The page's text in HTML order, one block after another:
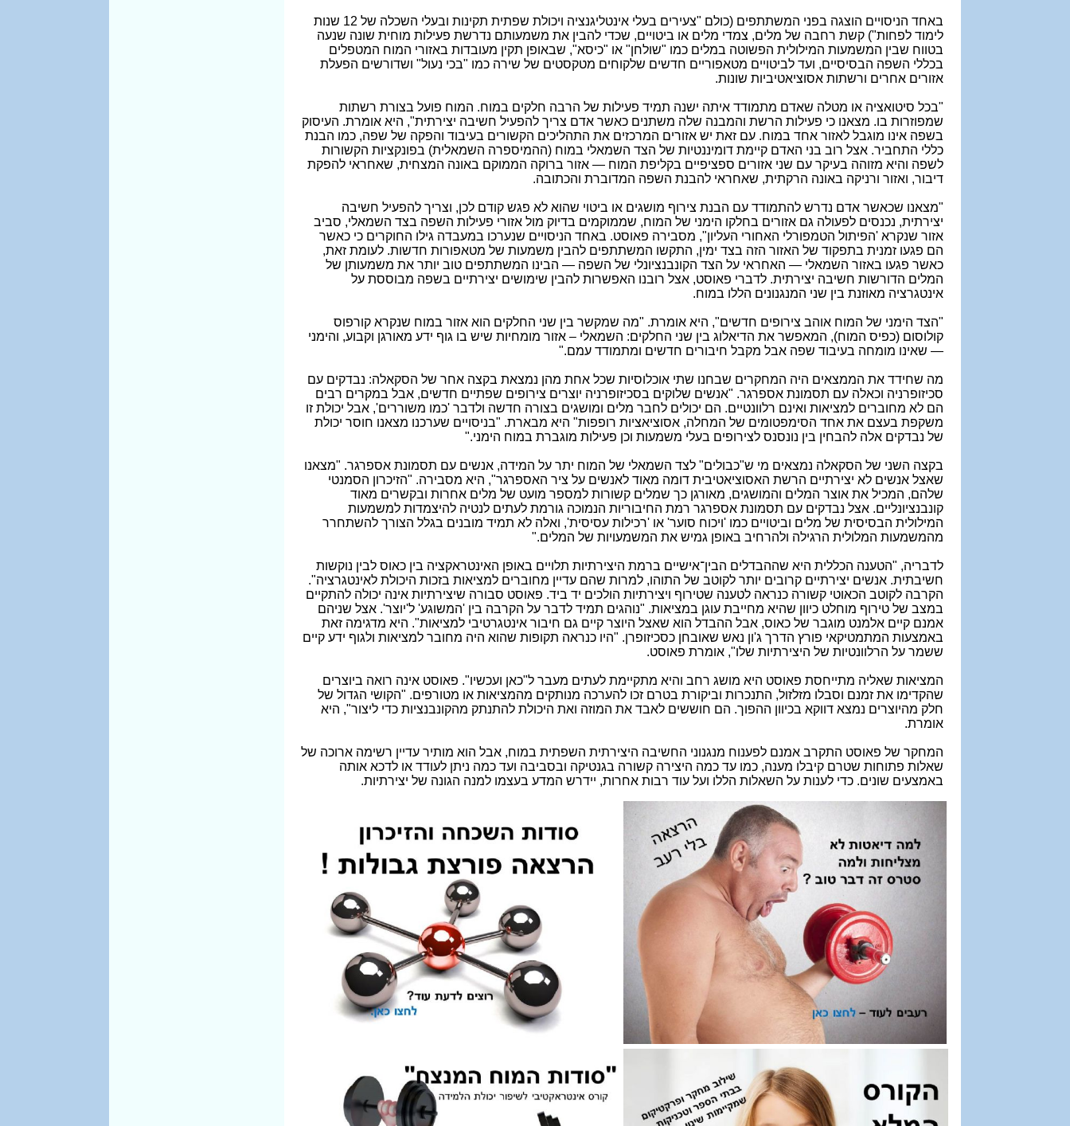
באחד הניסויים הוצגה בפני המשתתפים (כולם "צעירים בעלי אינטליגנציה ויכולת שפתית תקינות ובעלי השכלה של 12 שנות
לימוד לפחות") קשת רחבה של מלים, צמדי מלים או ביטויים, שכדי להבין את משמעותם נדרשת פעילות מוחית שונה שנעה
בטווח שבין המשמעות המילולית הפשוטה במלים כמו "שולחן" או "כיסא", שבאופן תקין מעובדות באזורי המוח המטפלים
בכללי השפה הבסיסיים, ועד לביטויים מטאפוריים חדשים שלקוחים מטקסטים של שירה כמו "בכי נעול" ושדורשים הפעלת
אזורים אחרים ורשתות אסוציאטיביות שונות.
"בכל סיטואציה או מטלה שאדם מתמודד איתה ישנה תמיד פעילות של הרבה חלקים במוח. המוח פועל בצורת רשתות
שמפוזרות בו. מצאנו כי פעילות הרשת והמבנה שלה משתנים כאשר אדם צריך להפעיל חשיבה יצירתית", היא אומרת. העיסוק
בשפה אינו מוגבל לאזור אחד במוח. עם זאת יש אזורים המרכזים את התהליכים הקשורים בעיבוד והפקה של שפה, כמו הבנת
כללי התחביר. אצל רוב בני האדם קיימת דומיננטיות של הצד השמאלי במוח (ההמיספרה השמאלית) בפונקציות הקשורות
לשפה והיא מזוהה בעיקר עם שני אזורים ספציפיים בקליפת המוח — אזור ברוקה הממוקם באונה המצחית, שאחראי להפקת
דיבור, ואזור ורניקה באונה הרקתית, שאחראי להבנת השפה המדוברת והכתובה.
"מצאנו שכאשר אדם נדרש להתמודד עם הבנת צירוף מושגים או ביטוי שהוא לא פגש קודם לכן, וצריך להפעיל חשיבה
יצירתית, נכנסים לפעולה גם אזורים בחלקו הימני של המוח, שממוקמים בדיוק מול אזורי פעילות השפה בצד השמאלי, סביב
אזור שנקרא 'הפיתול הטמפורלי האחורי העליון", מסבירה פאוסט. באחד הניסויים שנערכו במעבדה גילו החוקרים כי כאשר
הם פגעו זמנית בתפקוד של האזור הזה בצד ימין, התקשו המשתתפים להבין משמעות של מטאפורות חדשות. לעומת זאת,
כאשר פגעו באזור השמאלי — האחראי על הצד הקונבנציונלי של השפה — הבינו המשתתפים טוב יותר את משמעותן של
המלים הדורשות חשיבה יצירתית. לדברי פאוסט, אצל רובנו האפשרות להבין שימושים יצירתיים בשפה מבוססת על
אינטגרציה מאוזנת בין שני המנגנונים הללו במוח.
"הצד הימני של המוח אוהב צירופים חדשים", היא אומרת. "מה שמקשר בין שני החלקים הוא אזור במוח שנקרא קורפוס
קולוסום (כפיס המוח), המאפשר את הדיאלוג בין שני החלקים: השמאלי – אזור מומחיות שיש בו גוף ידע מאורגן וקבוע, והימני
— שאינו מומחה בעיבוד שפה אבל מקבל חיבורים חדשים ומתמודד עמם".
מה שחידד את הממצאים היה המחקרים שבחנו שתי אוכלוסיות שכל אחת מהן נמצאת בקצה אחר של הסקאלה: נבדקים עם
סכיזופרניה וכאלה עם תסמונת אספרגר. "אנשים שלוקים בסכיזופרניה יוצרים צירופים שפתיים חדשים, אבל במקרים רבים
הם לא מחוברים למציאות ואינם רלוונטיים. הם יכולים לחבר מלים ומושגים בצורה חדשה ולדבר 'כמו משוררים', אבל יכולת זו
משקפת בעצם את אחד הסימפטומים של המחלה, אסוציאציות רופפות" היא מבארת. "בניסויים שערכנו מצאנו חוסר יכולת
של נבדקים אלה להבחין בין נונסנס לצירופים בעלי משמעות וכן פעילות מוגברת במוח הימני".
בקצה השני של הסקאלה נמצאים מי ש"כבולים" לצד השמאלי של המוח יתר על המידה, אנשים עם תסמונת אספרגר. "מצאנו
שאצל אנשים לא יצירתיים הרשת האסוציאטיבית דומה מאוד לאנשים על ציר האספרגר", היא מסבירה. "הזיכרון הסמנטי
שלהם, המכיל את אוצר המלים והמושגים, מאורגן כך שמלים קשורות למספר מועט של מלים אחרות ובקשרים מאוד
קונבנציונליים. אצל נבדקים עם תסמונת אספרגר רמת החיבוריות הנמוכה גורמת לעתים לנטיה להיצמדות למשמעות
המילולית הבסיסית של מלים וביטויים כמו 'ויכוח סוער' או 'רכילות עסיסית', ואלה לא תמיד מובנים בגלל הצורך להשתחרר
מהמשמעות המלולית הרגילה ולהרחיב באופן גמיש את המשמעויות של המלים".
לדבריה, "הטענה הכללית היא שההבדלים הבין־אישיים ברמת היצירתיות תלויים באופן האינטראקציה בין כאוס לבין נוקשות
חשיבתית. אנשים יצירתיים קרובים יותר לקוטב של התוהו, למרות שהם עדיין מחוברים למציאות בזכות היכולת לאינטגרציה".
הקרבה לקוטב הכאוטי קשורה כנראה לטענה שטירוף ויצירתיות הולכים יד ביד. פאוסט סבורה שיצירתיות אינה יכולה להתקיים
במצב של טירוף מוחלט כיוון שהיא מחייבת עוגן במציאות. "נוהגים תמיד לדבר על הקרבה בין 'המשוגע' ל'יוצר'. אצל שניהם
אמנם קיים אלמנט מוגבר של כאוס, אבל ההבדל הוא שאצל היוצר קיים גם חיבור אינטגרטיבי למציאות". היא מדגימה זאת
באמצעות המתמטיקאי פורץ הדרך ג'ון נאש שאובחן כסכיזופרן. "היו כנראה תקופות שהוא היה מחובר למציאות ולגוף ידע קיים
ששמר על הרלוונטיות של היצירתיות שלו", אומרת פאוסט.
המציאות שאליה מתייחסת פאוסט היא מושג רחב והיא מתקיימת לעתים מעבר ל"כאן ועכשיו". פאוסט אינה רואה ביוצרים
שהקדימו את זמנם וסבלו מזלזול, התנכרות וביקורת בטרם זכו להערכה מנותקים מהמציאות או מטורפים. "הקושי הגדול של
חלק מהיוצרים נמצא דווקא בכיוון ההפוך. הם חוששים לאבד את המוזה ואת היכולת להתנתק מהקונבנציות כדי ליצור", היא
אומרת.
המחקר של פאוסט התקרב אמנם לפענוח מנגנוני החשיבה היצירתית השפתית במוח, אבל הוא מותיר עדיין רשימה ארוכה של
שאלות פתוחות שטרם קיבלו מענה, כמו עד כמה היצירה קשורה בגנטיקה ובסביבה ועד כמה ניתן לעודד או לדכא אותה
באמצעים שונים. כדי לענות על השאלות הללו ועל עוד רבות אחרות, יידרש המדע בעצמו למנה הגונה של יצירתיות.